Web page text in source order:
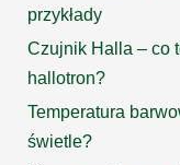
przykłady
Czujnik Halla – co
hallotron?
Temperatura
świetle?